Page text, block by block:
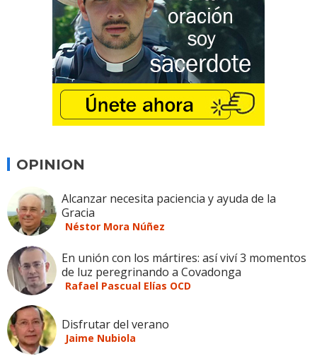
OPINION
Alcanzar necesita paciencia y ayuda de la
Gracia
Néstor Mora Núñez
En unión con los mártires: así viví 3 momentos
de luz peregrinando a Covadonga
Rafael Pascual Elías OCD
Disfrutar del verano
Jaime Nubiola